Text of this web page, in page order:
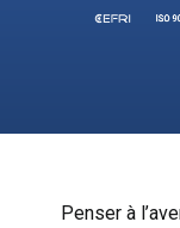
Penser à